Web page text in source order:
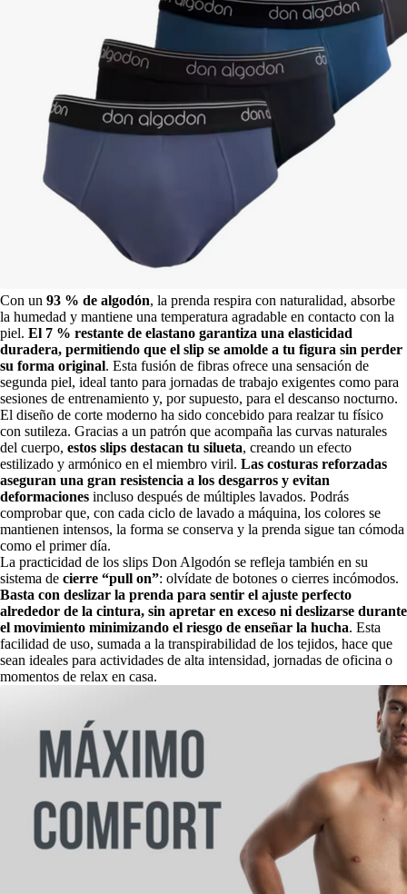
Con un 93 % de algodón, la prenda respira con naturalidad, absorbe
la humedad y mantiene una temperatura agradable en contacto con la
piel. El 7 % restante de elastano garantiza una elasticidad
duradera, permitiendo que el slip se amolde a tu figura sin perder
su forma original. Esta fusión de fibras ofrece una sensación de
segunda piel, ideal tanto para jornadas de trabajo exigentes como para
sesiones de entrenamiento y, por supuesto, para el descanso nocturno.
El diseño de corte moderno ha sido concebido para realzar tu físico
con sutileza. Gracias a un patrón que acompaña las curvas naturales
del cuerpo, estos slips destacan tu silueta, creando un efecto
estilizado y armónico en el miembro viril. Las costuras reforzadas
aseguran una gran resistencia a los desgarros y evitan
deformaciones incluso después de múltiples lavados. Podrás
comprobar que, con cada ciclo de lavado a máquina, los colores se
mantienen intensos, la forma se conserva y la prenda sigue tan cómoda
como el primer día.
La practicidad de los slips Don Algodón se refleja también en su
sistema de cierre “pull on”: olvídate de botones o cierres incómodos.
Basta con deslizar la prenda para sentir el ajuste perfecto
alrededor de la cintura, sin apretar en exceso ni deslizarse durante
el movimiento minimizando el riesgo de enseñar la hucha. Esta
facilidad de uso, sumada a la transpirabilidad de los tejidos, hace que
sean ideales para actividades de alta intensidad, jornadas de oficina o
momentos de relax en casa.